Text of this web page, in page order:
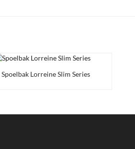
Spoelbak Lorreine Slim Series